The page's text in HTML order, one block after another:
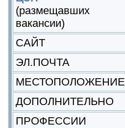
(размещавших
вакансии)
САЙТ
ЭЛ.ПОЧТА
МЕСТОПОЛОЖЕНИЕ
ДОПОЛНИТЕЛЬНО
ПРОФЕССИИ